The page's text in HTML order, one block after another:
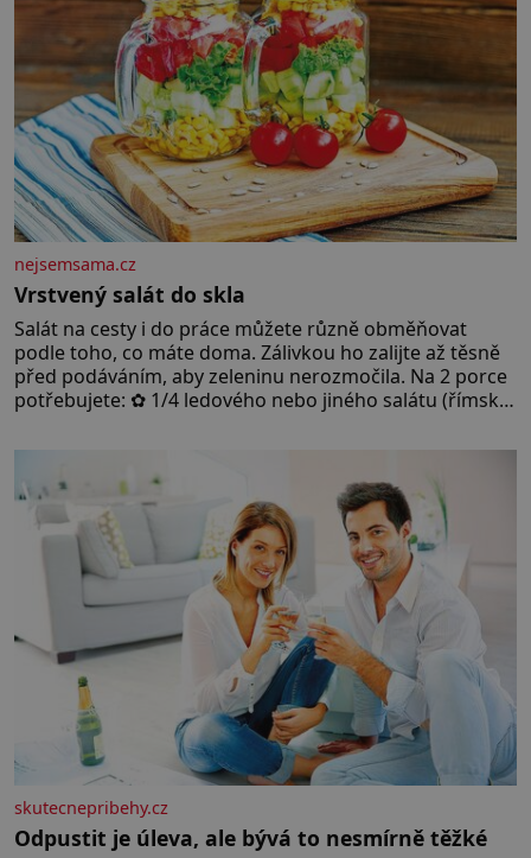
nejsemsama.cz
Vrstvený salát do skla
Salát na cesty i do práce můžete různě obměňovat
podle toho, co máte doma. Zálivkou ho zalijte až těsně
před podáváním, aby zeleninu nerozmočila. Na 2 porce
potřebujete: ✿ 1/4 ledového nebo jiného salátu (římský
okurky ✿ 2 rajčata Zálivka: ✿ 4 lžíce olivového oleje ✿ 1
lžíci citronové šťávy ✿ ½ stroužku
skutecnepribehy.cz
Odpustit je úleva, ale bývá to nesmírně těžké